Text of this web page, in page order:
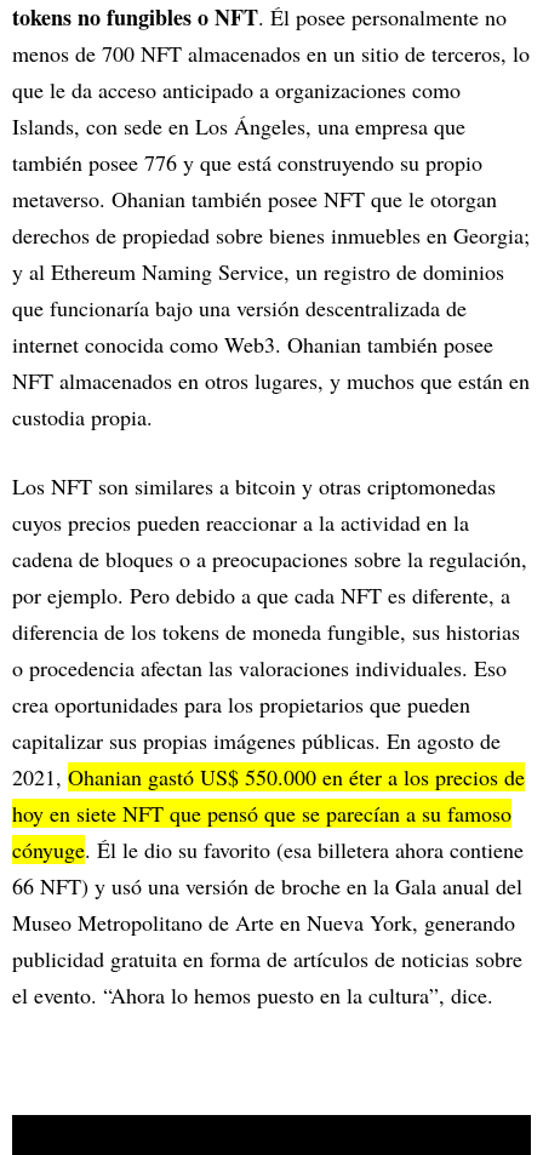
tokens no fungibles o NFT. Él posee personalmente no
menos de 700 NFT almacenados en un sitio de terceros, lo
que le da acceso anticipado a organizaciones como
Islands, con sede en Los Ángeles, una empresa que
también posee 776 y que está construyendo su propio
metaverso. Ohanian también posee NFT que le otorgan
derechos de propiedad sobre bienes inmuebles en Georgia;
y al Ethereum Naming Service, un registro de dominios
que funcionaría bajo una versión descentralizada de
internet conocida como Web3. Ohanian también posee
NFT almacenados en otros lugares, y muchos que están en
custodia propia.
Los NFT son similares a bitcoin y otras criptomonedas
cuyos precios pueden reaccionar a la actividad en la
cadena de bloques o a preocupaciones sobre la regulación,
por ejemplo. Pero debido a que cada NFT es diferente, a
diferencia de los tokens de moneda fungible, sus historias
o procedencia afectan las valoraciones individuales. Eso
crea oportunidades para los propietarios que pueden
capitalizar sus propias imágenes públicas. En agosto de
2021, Ohanian gastó US$ 550.000 en éter a los precios de
hoy en siete NFT que pensó que se parecían a su famoso
cónyuge. Él le dio su favorito (esa billetera ahora contiene
66 NFT) y usó una versión de broche en la Gala anual del
Museo Metropolitano de Arte en Nueva York, generando
publicidad gratuita en forma de artículos de noticias sobre
el evento. “Ahora lo hemos puesto en la cultura”, dice.